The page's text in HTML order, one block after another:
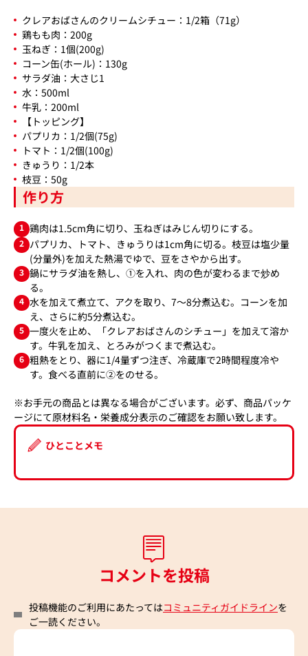
クレアおばさんのクリームシチュー：1/2箱（71g）
鶏もも肉：200g
玉ねぎ：1個(200g)
コーン缶(ホール)：130g
サラダ油：大さじ1
水：500ml
牛乳：200ml
【トッピング】
パプリカ：1/2個(75g)
トマト：1/2個(100g)
きゅうり：1/2本
枝豆：50g
作り方
1 鶏肉は1.5cm角に切り、玉ねぎはみじん切りにする。
2 パプリカ、トマト、きゅうりは1cm角に切る。枝豆は塩少量
(分量外)を加えた熱湯でゆで、豆をさやから出す。
3 鍋にサラダ油を熱し、①を入れ、肉の色が変わるまで炒め
る。
4 水を加えて煮立て、アクを取り、7～8分煮込む。コーンを加
え、さらに約5分煮込む。
5 一度火を止め、「クレアおばさんのシチュー」を加えて溶か
す。牛乳を加え、とろみがつくまで煮込む。
6 粗熱をとり、器に1/4量ずつ注ぎ、冷蔵庫で2時間程度冷や
す。食べる直前に②をのせる。
※お手元の商品とは異なる場合がございます。必ず、商品パッケ
ージにて原材料名・栄養成分表示のご確認をお願い致します。
ひとことメモ
コメントを投稿
投稿機能のご利用にあたってはコミュニティガイドラインを
ご一読ください。